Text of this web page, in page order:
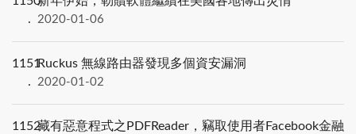
2020-01-06
1151Ruckus 無線路由器發現多個資安漏洞
2020-01-02
1152藏有惡意程式之PDFReader，竊取使用者Facebook金融